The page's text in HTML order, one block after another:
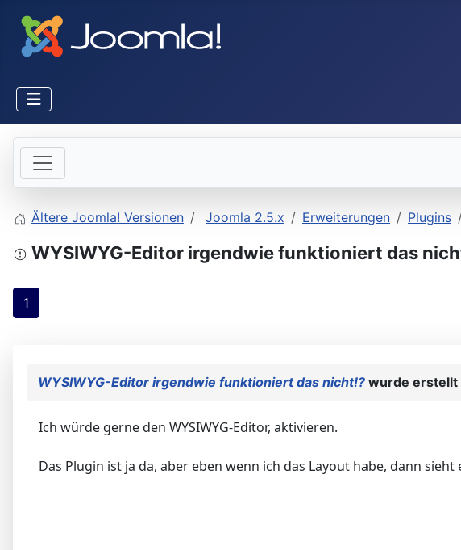
Ältere Joomla! Versionen Joomla 2.5.x Erweiterungen Plugins
WYSIWYG-Editor irgendwie funktioniert das
1
WYSIWYG-Editor irgendwie funktioniert das nicht!? wurde erstellt
Ich würde gerne den WYSIWYG-Editor, aktivieren.
Das Plugin ist ja da, aber eben wenn ich das Layout habe, dann